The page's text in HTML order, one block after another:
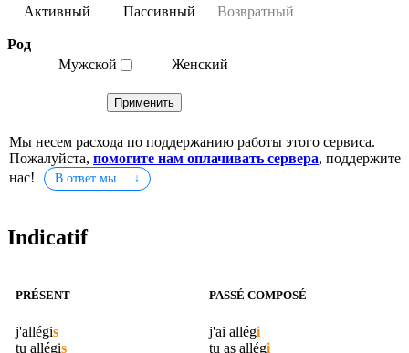
Род
Мужской
Женский
Мы несем расхода по поддержанию работы этого сервиса.
Пожалуйста, помогите нам оплачивать сервера, поддержите
нас!
В ответ мы…
Indicatif
PRÉSENT
j'allégis
tu allégis
PASSÉ COMPOSÉ
j'ai allégi
tu as allégi